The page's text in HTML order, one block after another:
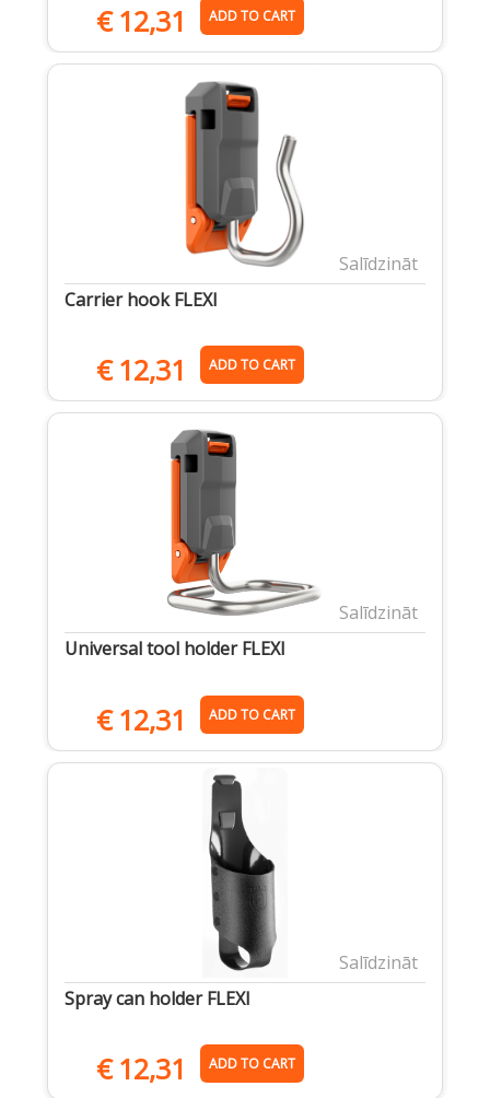
€ 12,31 ADD TO CART
Salīdzināt
Carrier hook FLEXI
€ 12,31 ADD TO CART
Salīdzināt
Universal tool holder FLEXI
€ 12,31 ADD TO CART
Salīdzināt
Spray can holder FLEXI
€ 12,31 ADD TO CART